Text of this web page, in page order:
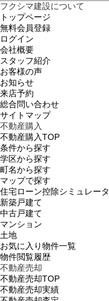
フクシマ建設について
トップページ
無料会員登録
ログイン
会社概要
スタッフ紹介
お客様の声
お知らせ
来店予約
総合問い合わせ
サイトマップ
不動産購入
不動産購入TOP
条件から探す
学区から探す
町名から探す
マップで探す
住宅ローン控除シミュレータ
新築戸建て
中古戸建て
マンション
土地
お気に入り物件一覧
物件閲覧履歴
不動産売却
不動産売却TOP
不動産売却実績